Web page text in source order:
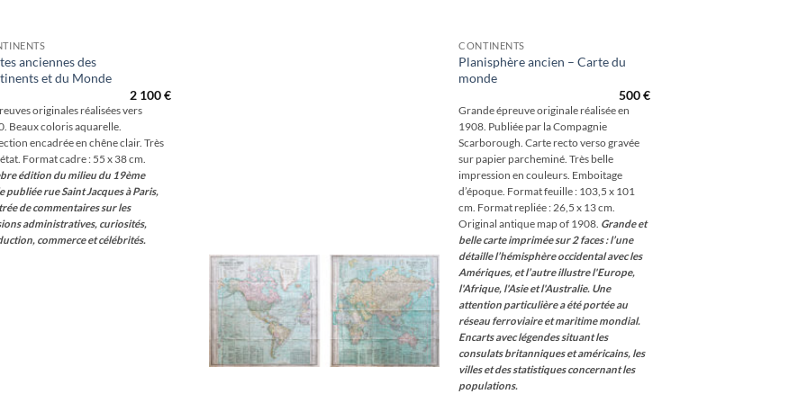
anciennes des
et du Monde
2 100€
originales réalisées vers
Beaux coloris aquarelle.
encadrée en chêne clair. Très
Format cadre : 55 x 38 cm.
édition du milieu du 19ème
publiée rue Saint Jacques à Paris,
de commentaires sur les
administratives, curiosités,
commerce et célébrités.
CONTINENTS
Planisphère ancien – Carte du
monde
500€
Grande épreuve originale réalisée en
1908. Publiée par la Compagnie
Scarborough. Carte recto verso gravée
sur papier parcheminé. Très belle
impression en couleurs. Emboitage
d’époque. Format feuille : 103,5 x 101
cm. Format repliée : 26,5 x 13 cm.
Original antique map of 1908. Grande et
belle carte imprimée sur 2 faces : l’une
détaille l’hémisphère occidental avec les
Amériques, et l’autre illustre l'Europe,
l'Afrique, l'Asie et l'Australie. Une
attention particulière a été portée au
réseau ferroviaire et maritime mondial.
Encarts avec légendes situant les
consulats britanniques et américains, les
villes et des statistiques concernant les
populations.